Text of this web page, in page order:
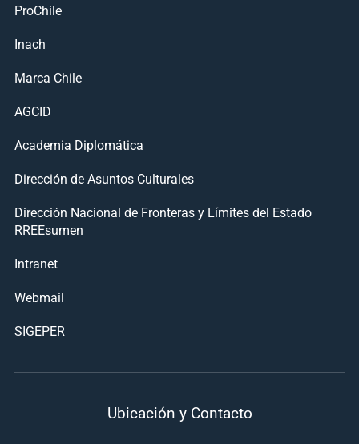
ProChile
Inach
Marca Chile
AGCID
Academia Diplomática
Dirección de Asuntos Culturales
Dirección Nacional de Fronteras y Límites del Estado
RREEsumen
Intranet
Webmail
SIGEPER
Ubicación y Contacto